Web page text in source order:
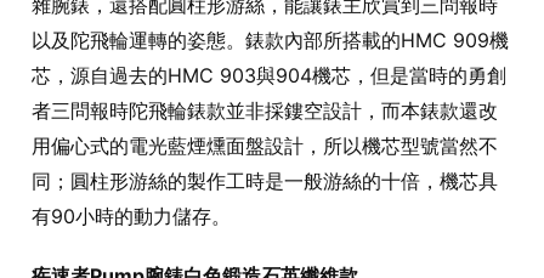
以及陀飛輪運轉的姿態。錶款內部所搭載的HMC 909機
芯，源自過去的HMC 903與904機芯，但是當時的勇創
者三問報時陀飛輪錶款並非採鏤空設計，而本錶款還改
用偏心式的電光藍煙燻面盤設計，所以機芯型號當然不
同；圓柱形游絲的製作工時是一般游絲的十倍，機芯具
有90小時的動力儲存。